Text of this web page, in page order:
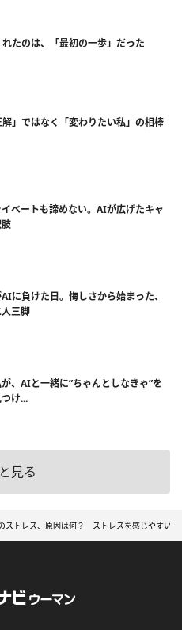
たのは、「最初の一歩」だった
」ではなく「変わりたい私」の相棒
ベートも諦めない。AIが広げたキャ
に負けた日。悔しさから始まった、
三脚
、AIと一緒に”ちゃんとしなきゃ”を
け...
見る
ストレス、原因は何？ ストレスを感じやすい人